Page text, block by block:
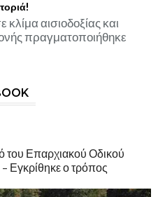
αισιοδοξίας και
πραγματοποιήθηκε
του Επαρχιακού Οδικού
Εγκρίθηκε ο τρόπος